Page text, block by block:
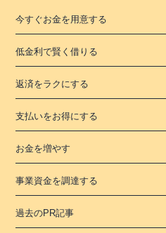
今すぐお金を用意する
低金利で賢く借りる
返済をラクにする
支払いをお得にする
お金を増やす
事業資金を調達する
過去のPR記事